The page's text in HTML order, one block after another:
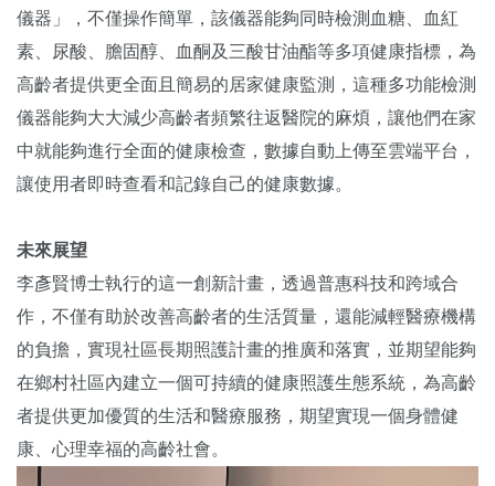
儀器」，不僅操作簡單，該儀器能夠同時檢測血糖、血紅
素、尿酸、膽固醇、血酮及三酸甘油酯等多項健康指標，為
高齡者提供更全面且簡易的居家健康監測，這種多功能檢測
儀器能夠大大減少高齡者頻繁往返醫院的麻煩，讓他們在家
中就能夠進行全面的健康檢查，數據自動上傳至雲端平台，
讓使用者即時查看和記錄自己的健康數據。
未來展望
李彥賢博士執行的這一創新計畫，透過普惠科技和跨域合
作，不僅有助於改善高齡者的生活質量，還能減輕醫療機構
的負擔，實現社區長期照護計畫的推廣和落實，並期望能夠
在鄉村社區內建立一個可持續的健康照護生態系統，為高齡
者提供更加優質的生活和醫療服務，期望實現一個身體健
康、心理幸福的高齡社會。